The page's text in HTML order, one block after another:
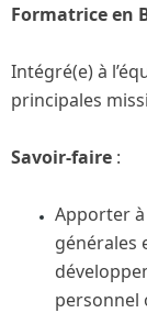
Formatrice en
Intégré(e) à
principales
Savoir-faire :
Apporter
générales
personnel